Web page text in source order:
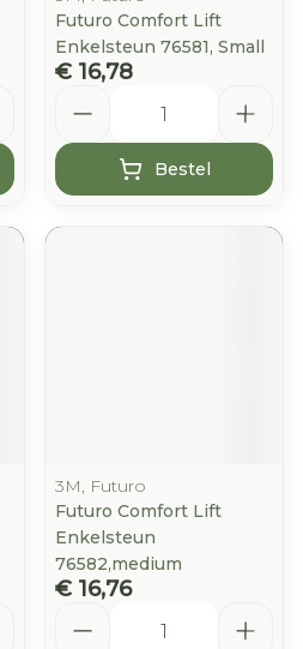
Futuro Comfort Lift
Enkelsteun 76581, Small
€ 16,78
Bestel
3M, Futuro
Futuro Comfort Lift
Enkelsteun
76582,medium
€ 16,76